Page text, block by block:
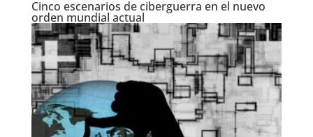
Cinco escenarios de ciberguerra en el nuevo
orden mundial actual